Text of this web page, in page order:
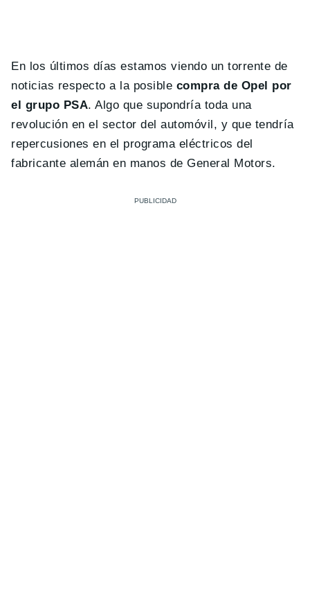
En los últimos días estamos viendo un torrente de
noticias respecto a la posible compra de Opel por
el grupo PSA. Algo que supondría toda una
revolución en el sector del automóvil, y que tendría
repercusiones en el programa eléctricos del
fabricante alemán en manos de General Motors.